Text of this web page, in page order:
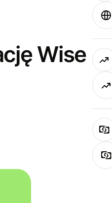
Wise